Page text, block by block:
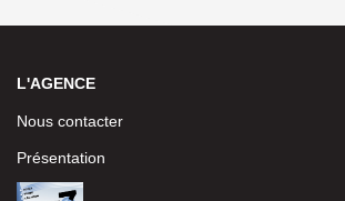
L'AGENCE
Nous contacter
Présentation